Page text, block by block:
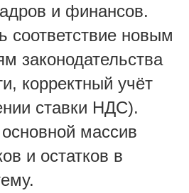
и финансов.
соответствие новым
законодательства
корректный учёт
ставки HДС).
массив
и остатков в